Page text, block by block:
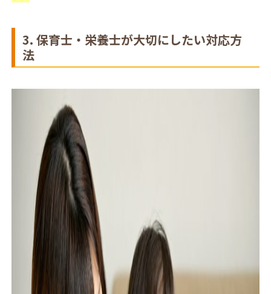
3. 保育士・栄養士が大切にしたい対応方
法